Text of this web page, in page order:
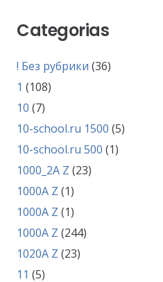
Categorias
! Без рубрики (36)
1 (108)
10 (7)
10-school.ru 1500 (5)
10-school.ru 500 (1)
1000_2A Z (23)
1000A Z (1)
1000A Z (1)
1000A Z (244)
1020A Z (23)
11 (5)